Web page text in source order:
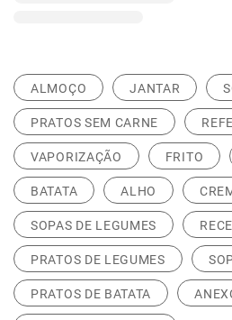
ALMOÇO JANTAR
PRATOS SEM CARNE
VAPORIZAÇÃO FRITO
BATATA ALHO
SOPAS DE LEGUMES
PRATOS DE LEGUMES
PRATOS DE BATATA